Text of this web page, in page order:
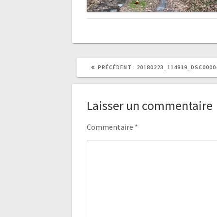
PRÉCÉDENT : ARTICLE
Laisser un commentaire
Commentaire *